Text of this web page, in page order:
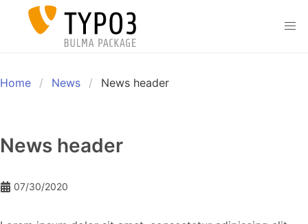
Skip to main content
Home News News header
News header
07/30/2020